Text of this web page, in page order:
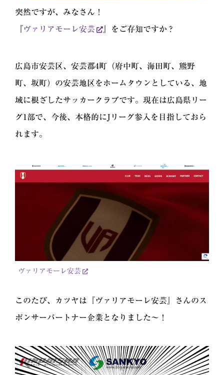
突然ですが、みなさん！
『ヴァリアモーレ安芸 』をご存知ですか？
広島市安芸区、安芸郡4町（府中町、海田町、熊野
町、坂町）の安芸地区をホームタウンとしている、地
域に根ざしたサッカークラブです。現在は広島県リー
グ1部で、今後、本格的にJリーグ参入を目指しておら
れます。
ヴァリアモーレ安芸
このたび、カツヤは『ヴァリアモーレ安芸』さんのス
ポンサーパートナー企業となりました～！